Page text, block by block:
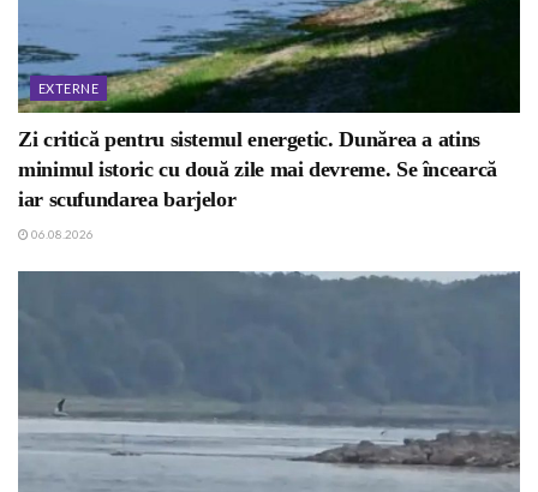
EXTERNE
Zi critică pentru sistemul energetic. Dunărea a atins
minimul istoric cu două zile mai devreme. Se încearcă
iar scufundarea barjelor
06.08.2026